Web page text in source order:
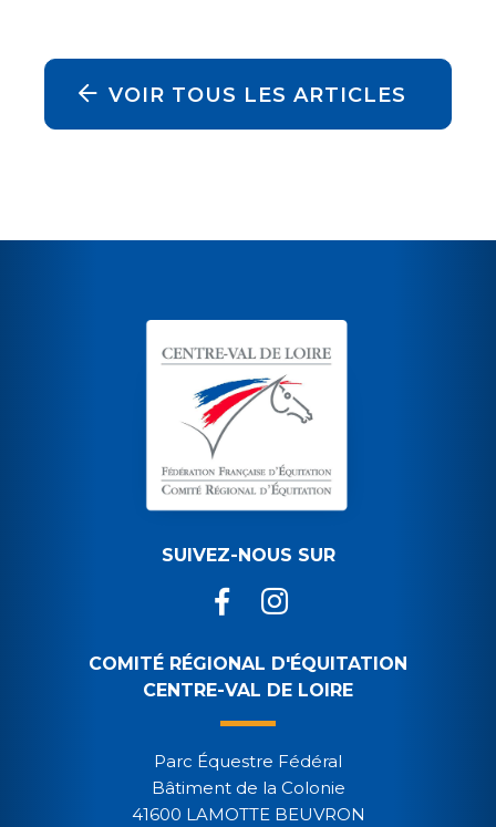
VOIR TOUS LES ARTICLES
SUIVEZ-NOUS SUR
COMITÉ RÉGIONAL D'ÉQUITATION
CENTRE-VAL DE LOIRE
Parc Équestre Fédéral
Bâtiment de la Colonie
41600 LAMOTTE BEUVRON